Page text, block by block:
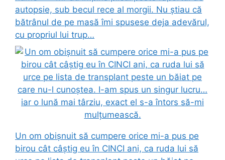
autopsie, sub becul rece al morgii. Nu știau că
bătrânul de pe masă îmi spusese deja adevărul,
cu propriul lui trup…
Un om obișnuit să cumpere orice mi-a pus pe
birou cât câștig eu în CINCI ani, ca ruda lui să